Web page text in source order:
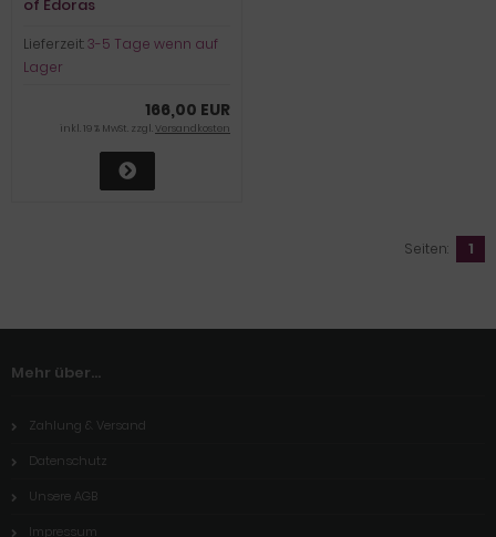
of Edoras
Lieferzeit:3-5 Tage wenn auf
Lager
166,00 EUR
inkl. 19 % MwSt. zzgl.Versandkosten
Seiten: 1
Mehr über...
Zahlung & Versand
Datenschutz
Unsere AGB
Impressum